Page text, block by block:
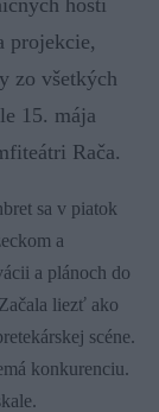
hostí
projekcie,
zo všetkých
15. mája
Rača.
sa v piatok
a
a plánoch do
liezť ako
scéne.
konkurenciu.